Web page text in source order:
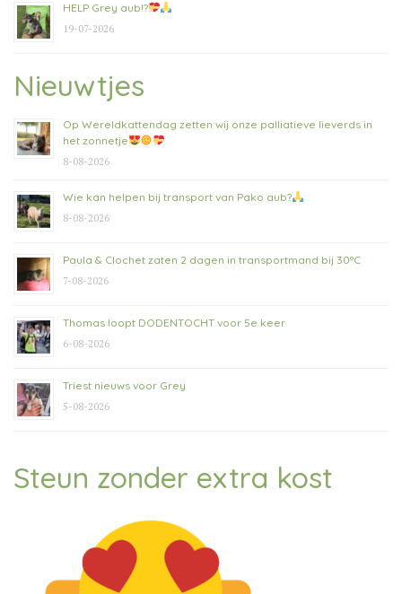
HELP Grey aub!?
19-07-2026
Nieuwtjes
Op Wereldkattendag zetten wij onze palliatieve lieverds in
het zonnetje
8-08-2026
Wie kan helpen bij transport van Pako aub?
8-08-2026
Paula & Clochet zaten 2 dagen in transportmand bij 30°C
7-08-2026
Thomas loopt DODENTOCHT voor 5e keer
6-08-2026
Triest nieuws voor Grey
5-08-2026
Steun zonder extra kost